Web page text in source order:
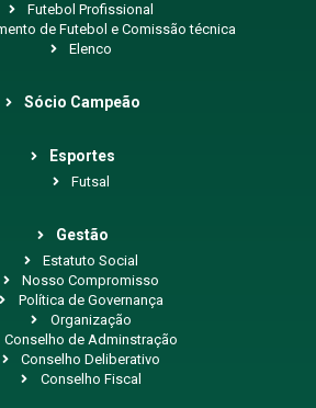
Futebol Profissional
de Futebol e Comissão técnica
Elenco
Sócio Campeão
Esportes
Futsal
Gestão
Estatuto Social
Nosso Compromisso
Política de Governança
Organização
Conselho de Adminstração
Conselho Deliberativo
Conselho Fiscal